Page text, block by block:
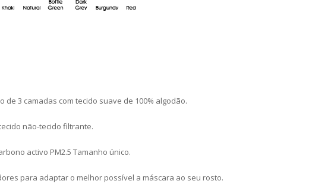
de 3 camadas com tecido suave de 100% algodão.
não-tecido filtrante.
activo PM2.5 Tamanho único.
para adaptar o melhor possível a máscara ao seu rosto.